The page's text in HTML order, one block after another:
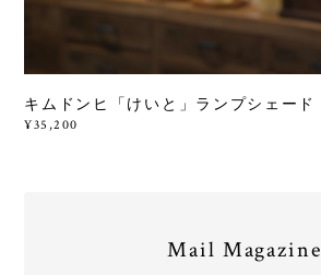
キムドンヒ「けいと」ランプシェード
¥35,200
Mail Magazine